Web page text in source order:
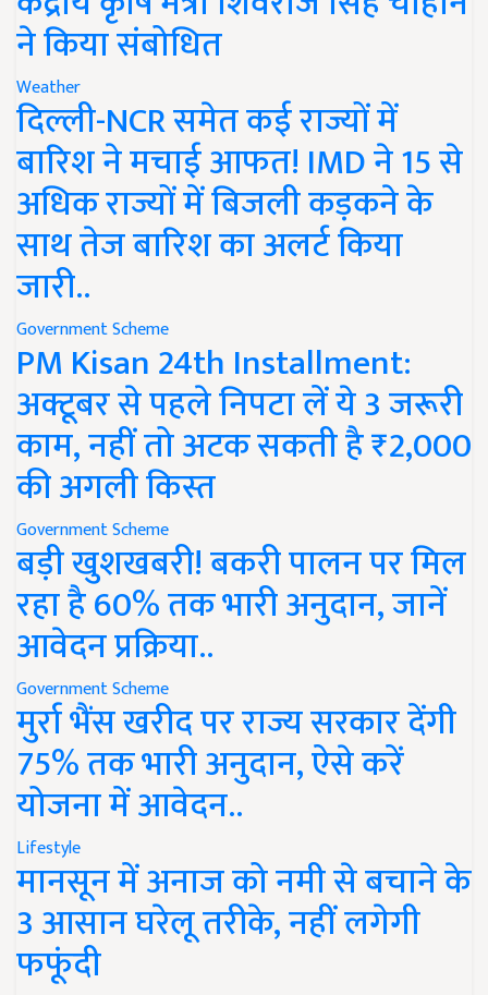
ने किया संबोधित
Weather
दिल्ली-NCR समेत कई राज्यों में
बारिश ने मचाई आफत! IMD ने 15 से
अधिक राज्यों में बिजली कड़कने के
साथ तेज बारिश का अलर्ट किया
जारी..
Government Scheme
PM Kisan 24th Installment:
अक्टूबर से पहले निपटा लें ये 3 जरूरी
काम, नहीं तो अटक सकती है ₹2,000
की अगली किस्त
Government Scheme
बड़ी खुशखबरी! बकरी पालन पर मिल
रहा है 60% तक भारी अनुदान, जानें
आवेदन प्रक्रिया..
Government Scheme
मुर्रा भैंस खरीद पर राज्य सरकार देंगी
75% तक भारी अनुदान, ऐसे करें
योजना में आवेदन..
Lifestyle
मानसून में अनाज को नमी से बचाने के
3 आसान घरेलू तरीके, नहीं लगेगी
फफूंदी